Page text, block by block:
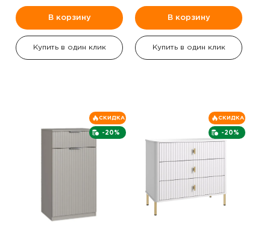
В корзину
Купить в один клик
В корзину
Купить в один клик
-20%
СКИДКА
-20%
СКИДКА